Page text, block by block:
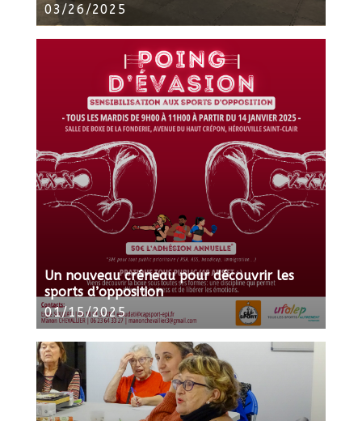
03/26/2025
Un nouveau créneau pour découvrir les
sports d’opposition
01/15/2025